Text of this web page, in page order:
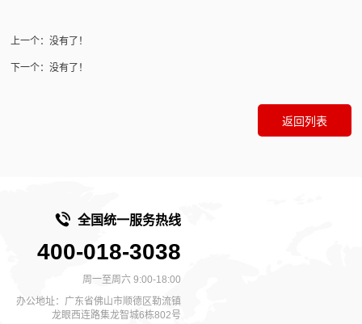
上一个：没有了！
下一个：没有了！
返回列表
全国统一服务热线
400-018-3038
周一至周六 9:00-18:00
办公地址：广东省佛山市顺德区勒流镇
龙眼西连路集龙智城6栋802号